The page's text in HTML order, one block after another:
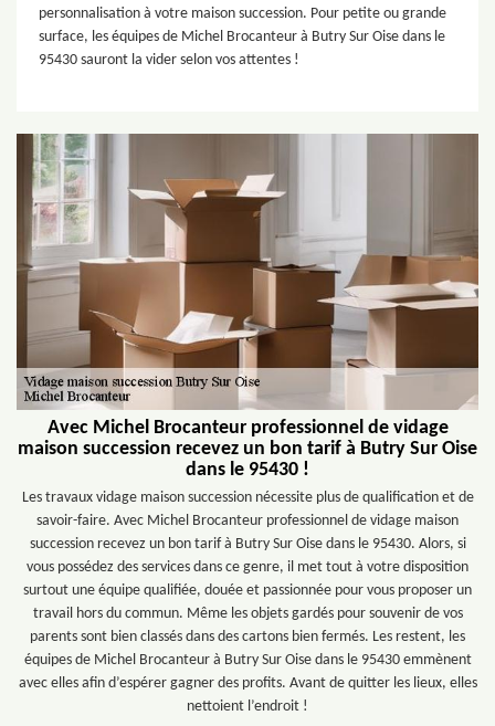
personnalisation à votre maison succession. Pour petite ou grande
surface, les équipes de Michel Brocanteur à Butry Sur Oise dans le
95430 sauront la vider selon vos attentes !
Avec Michel Brocanteur professionnel de vidage
maison succession recevez un bon tarif à Butry Sur Oise
dans le 95430 !
Les travaux vidage maison succession nécessite plus de qualification et de
savoir-faire. Avec Michel Brocanteur professionnel de vidage maison
succession recevez un bon tarif à Butry Sur Oise dans le 95430. Alors, si
vous possédez des services dans ce genre, il met tout à votre disposition
surtout une équipe qualifiée, douée et passionnée pour vous proposer un
travail hors du commun. Même les objets gardés pour souvenir de vos
parents sont bien classés dans des cartons bien fermés. Les restent, les
équipes de Michel Brocanteur à Butry Sur Oise dans le 95430 emmènent
avec elles afin d’espérer gagner des profits. Avant de quitter les lieux, elles
nettoient l’endroit !